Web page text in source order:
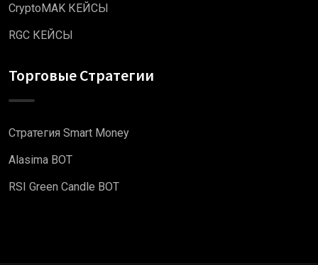
CryptoMAK КЕЙСЫ
RGC КЕЙСЫ
Торговые Стратегии
Стратегия Smart Money
Alasima BOT
RSI Green Candle BOT